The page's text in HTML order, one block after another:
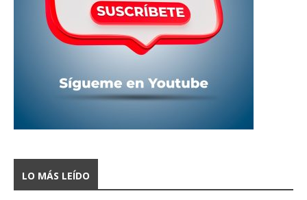
LO MÁS LEÍDO